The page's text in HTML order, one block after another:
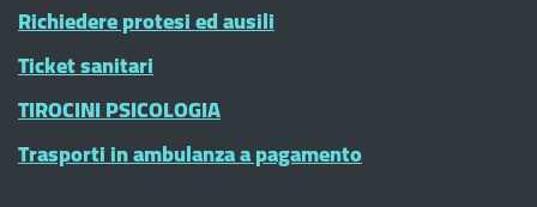
Richiedere protesi ed ausili
Ticket sanitari
TIROCINI PSICOLOGIA
Trasporti in ambulanza a pagamento